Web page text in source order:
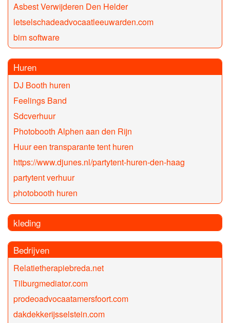
Asbest Verwijderen Den Helder
letselschadeadvocaatleeuwarden.com
bim software
Huren
DJ Booth huren
Feelings Band
Sdcverhuur
Photobooth Alphen aan den Rijn
Huur een transparante tent huren
https://www.djunes.nl/partytent-huren-den-haag
partytent verhuur
photobooth huren
kleding
Bedrijven
Relatietherapiebreda.net
Tilburgmediator.com
prodeoadvocaatamersfoort.com
dakdekkerijsselstein.com